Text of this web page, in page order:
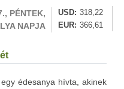
PÉNTEK,
NAPJA
USD
318,22
EUR
366,61
édesanya hívta, akinek